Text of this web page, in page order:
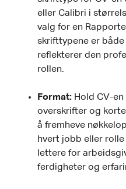
eller Calibri i
valg for en
skrifttypene er
reflekterer den
rollen.
Format: Hold CV-
overskrifter og
å fremheve
hvert jobb eller
lettere for
ferdigheter og